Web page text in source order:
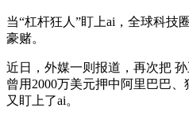
当“杠杆狂人”盯上ai，全球科技
豪赌。
近日，外媒一则报道，再次把
曾用2000万美元押中阿里巴巴
又盯上了ai。